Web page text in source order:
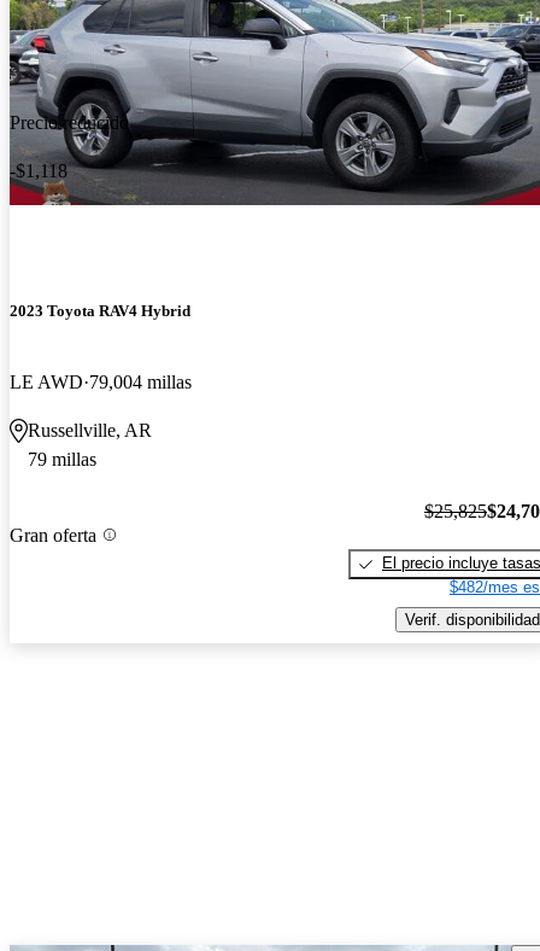
Precio reducido
-$1,118
2023 Toyota RAV4 Hybrid
LE AWD 79,004 millas
Russellville, AR
79 millas
Gran oferta
$25,825
El precio incluye tasas
$482/mes
Verif. disponibilidad